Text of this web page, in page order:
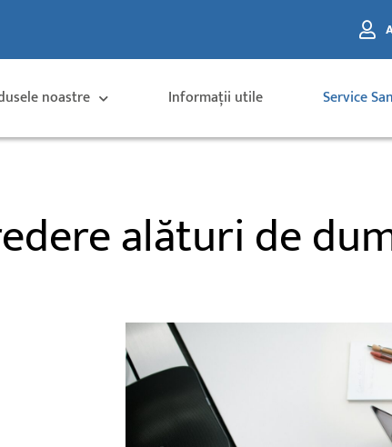
noastre Informații utile Service
alături de